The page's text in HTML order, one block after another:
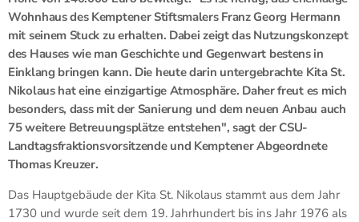
Wohnhaus des Kemptener Stiftsmalers Franz Georg Hermann
mit seinem Stuck zu erhalten. Dabei zeigt das Nutzungskonzept
des Hauses wie man Geschichte und Gegenwart bestens in
Einklang bringen kann. Die heute darin untergebrachte Kita St.
Nikolaus hat eine einzigartige Atmosphäre. Daher freut es mich
besonders, dass mit der Sanierung und dem neuen Anbau auch
75 weitere Betreuungsplätze entstehen", sagt der CSU-
Landtagsfraktionsvorsitzende und Kemptener Abgeordnete
Thomas Kreuzer.
Das Hauptgebäude der Kita St. Nikolaus stammt aus dem Jahr
1730 und wurde seit dem 19. Jahrhundert bis ins Jahr 1976 als